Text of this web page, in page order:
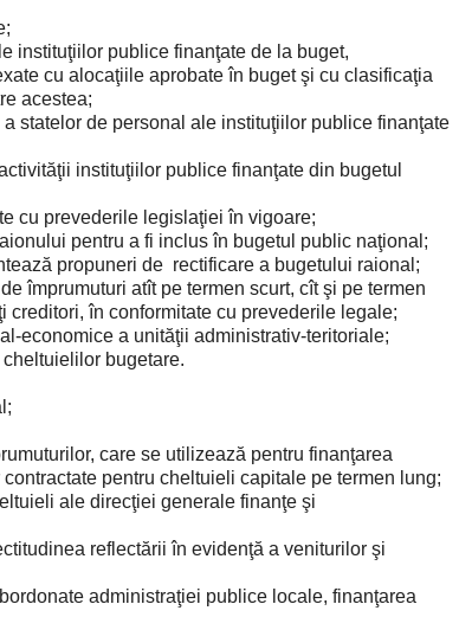
instituţiilor publice finanţate de la buget,
cu alocaţiile aprobate în buget şi cu clasificaţia
acestea;
statelor de personal ale instituţiilor publice finanţate
instituţiilor publice finanţate din bugetul
cu prevederile legislaţiei în vigoare;
pentru a fi inclus în bugetul public naţional;
propuneri de rectificare a bugetului raional;
împrumuturi atît pe termen scurt, cît şi pe termen
creditori, în conformitate cu prevederile legale;
economice a unităţii administrativ-teritoriale;
bugetare.
care se utilizează pentru finanţarea
pentru cheltuieli capitale pe termen lung;
ale direcţiei generale finanţe şi
reflectării în evidenţă a veniturilor şi
administraţiei publice locale, finanţarea